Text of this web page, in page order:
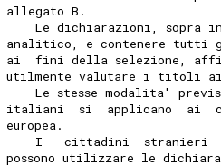
allegato B.
Le dichiarazioni, sopra
analitico, e contenere tutti
ai  fini della selezione,
utilmente valutare i titoli
Le stesse modalita'
italiani  si  applicano  ai
europea.
I   cittadini  stranieri
possono utilizzare le